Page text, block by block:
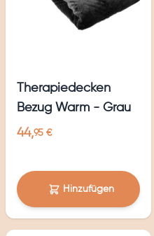
Therapiedecken
Bezug Warm - Grau
44,95 €
Hinzufügen